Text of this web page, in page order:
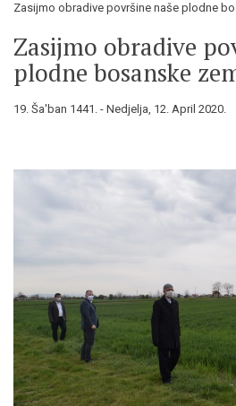
Zasijmo obradive površine naše plodne
Zasijmo obradive
plodne bosanske
19. Ša'ban 1441. - Nedjelja, 12. April 2020.